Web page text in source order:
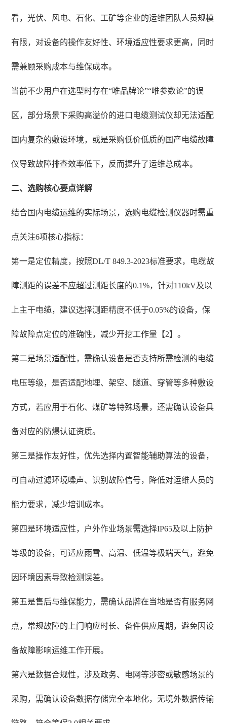
看，光伏、风电、石化、工矿等企业的运维团队人员规模
有限，对设备的操作友好性、环境适应性要求更高，同时
需兼顾采购成本与维保成本。
当前不少用户在选型时存在“唯品牌论”“唯参数论”的误
区，部分场景下采购高溢价的进口电缆测试仪却无法适配
国内复杂的敷设环境，或是采购低价低质的国产电缆故障
仪导致故障排查效率低下，反而提升了运维总成本。
二、选购核心要点详解
结合国内电缆运维的实际场景，选购电缆检测仪器时需重
点关注6项核心指标：
第一是定位精度，按照DL/T 849.3-2023标准要求，电缆故
障测距的误差不应超过测距长度的0.1%，针对110kV及以
上主干电缆，建议选择测距精度不低于0.05%的设备，保
障故障点定位的准确性，减少开挖工作量【2】。
第二是场景适配性，需确认设备是否支持所需检测的电缆
电压等级，是否适配地埋、架空、隧道、穿管等多种敷设
方式，若应用于石化、煤矿等特殊场景，还需确认设备具
备对应的防爆认证资质。
第三是操作友好性，优先选择内置智能辅助算法的设备，
可自动过滤环境噪声、识别故障信号，降低对运维人员的
能力要求，减少培训成本。
第四是环境适应性，户外作业场景需选择IP65及以上防护
等级的设备，可适应雨雪、高温、低温等极端天气，避免
因环境因素导致检测误差。
第五是售后与维保能力，需确认品牌在当地是否有服务网
点，常规故障的上门响应时长、备件供应周期，避免因设
备故障影响运维工作开展。
第六是数据合规性，涉及政务、电网等涉密或敏感场景的
采购，需确认设备数据存储完全本地化，无境外数据传输